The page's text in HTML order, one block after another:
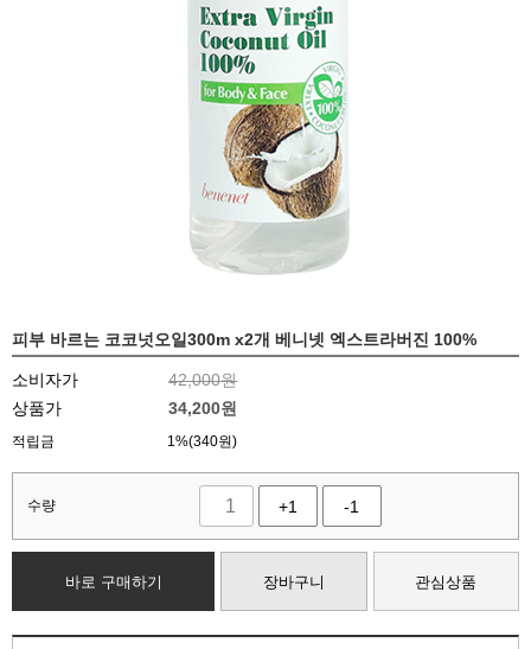
피부 바르는 코코넛오일300m x2개 베니넷 엑스트라버진 100%
소비자가
42,000원
상품가
34,200원
적립금 1%(340원)
수량 +1 -1
바로 구매하기 장바구니 관심상품